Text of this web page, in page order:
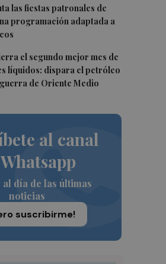
las fiestas patronales de
programación adaptada a
el segundo mejor mes de
líquidos: dispara el petróleo
de Oriente Medio
al canal
al día de las últimas
noticias
suscribirme!